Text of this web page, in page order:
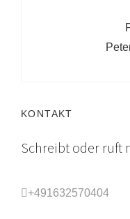
KONTAKT
Schreibt oder ruft
+491632570404